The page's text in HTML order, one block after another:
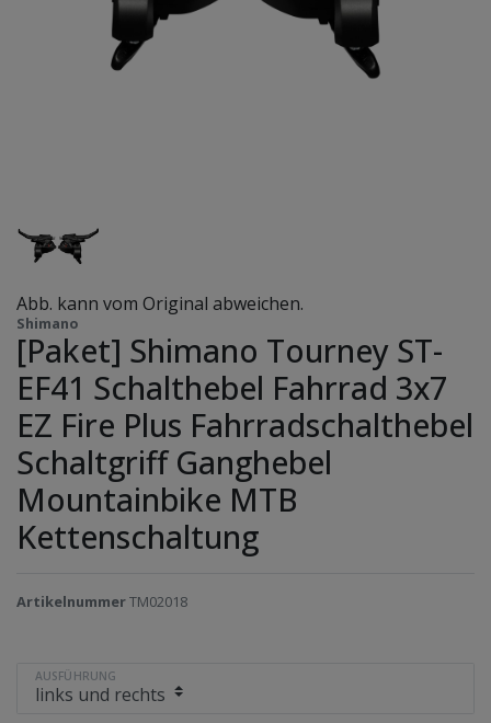
Abb. kann vom Original abweichen.
Shimano
[Paket] Shimano Tourney ST-
EF41 Schalthebel Fahrrad 3x7
EZ Fire Plus Fahrradschalthebel
Schaltgriff Ganghebel
Mountainbike MTB
Kettenschaltung
ArtikelnummerTM02018
AUSFÜHRUNG